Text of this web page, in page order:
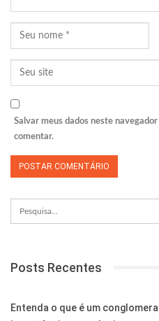
Salvar meus dados neste
comentar.
Posts Recentes
Entenda o que é um